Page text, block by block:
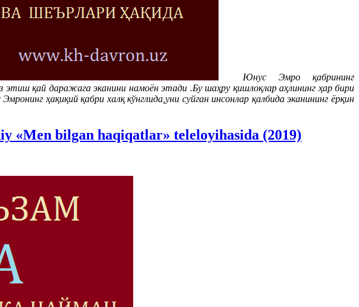
Юнус Эмро қабрининг
қай даражага эканини намоён этади .Бу шаҳру қишлоқлар аҳлининг ҳар бири
ҳақиқий қабри халқ кўнглида,уни суйган инсонлар қалбида эканининг ёрқин
«Men bilgan haqiqatlar» teleloyihasida (2019)